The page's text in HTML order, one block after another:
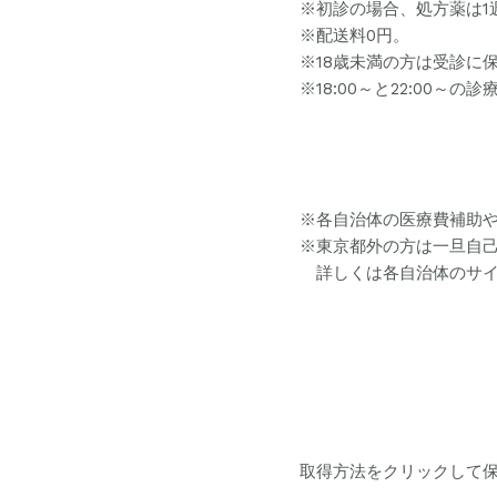
※初診の場合、処方薬は1
※配送料0円。
※18歳未満の方は受診に
※18:00～と22:00～の診
※各自治体の医療費補助
※東京都外の方は一旦自
詳しくは各自治体のサ
取得方法をクリックして